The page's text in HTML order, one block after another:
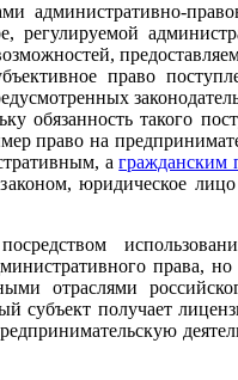
административно-
регулируемой
право
обязанность такого
право на
агражданским
юридическое
права,
отраслями
субъект получает